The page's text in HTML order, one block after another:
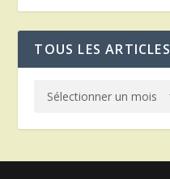
TOUS LES ARTICLES